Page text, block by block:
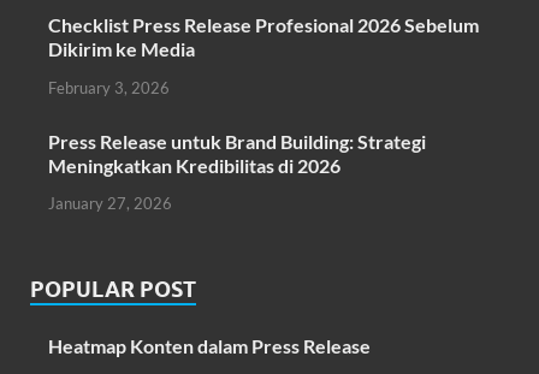
Checklist Press Release Profesional 2026 Sebelum
Dikirim ke Media
February 3, 2026
Press Release untuk Brand Building: Strategi
Meningkatkan Kredibilitas di 2026
January 27, 2026
POPULAR POST
Heatmap Konten dalam Press Release